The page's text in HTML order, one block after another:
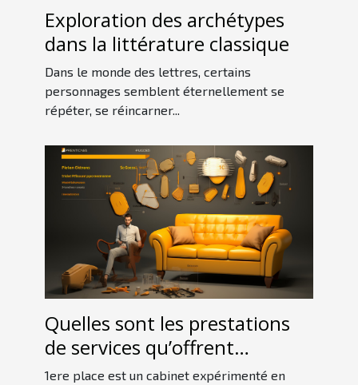
Exploration des archétypes
dans la littérature classique
Dans le monde des lettres, certains
personnages semblent éternellement se
répéter, se réincarner...
Quelles sont les prestations
de services qu’offrent
1erePlace ?
1ere place est un cabinet expérimenté en